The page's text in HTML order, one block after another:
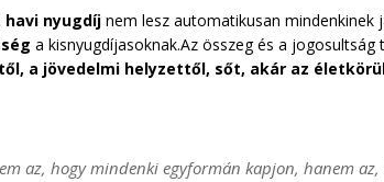
havi nyugdíj nem lesz automatikusan mindenkinek
a kisnyugdíjasoknak.Az összeg és a jogosultság
a jövedelmi helyzettől, sőt, akár az
az, hogy mindenki egyformán kapjon, hanem az,